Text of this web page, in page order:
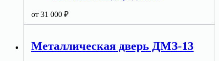
от 31 000 ₽
Металлическая дверь ДМЗ-13